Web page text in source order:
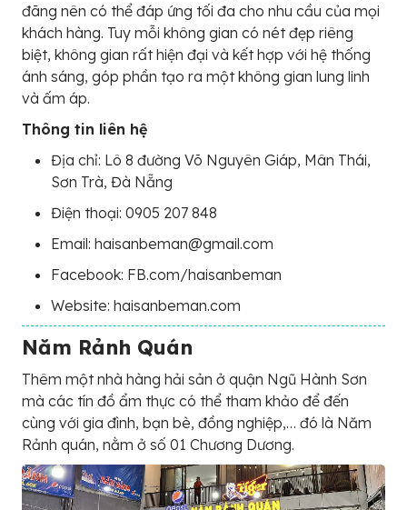
đãng nên có thể đáp ứng tối đa cho nhu cầu của mọi
khách hàng. Tuy mỗi không gian có nét đẹp riêng
biệt, không gian rất hiện đại và kết hợp với hệ thống
ánh sáng, góp phần tạo ra một không gian lung linh
và ấm áp.
Thông tin liên hệ
Địa chỉ: Lô 8 đường Võ Nguyên Giáp, Mân Thái,
Sơn Trà, Đà Nẵng
Điện thoại: 0905 207 848
Email: haisanbeman@gmail.com
Facebook: FB.com/haisanbeman
Website: haisanbeman.com
Năm Rảnh Quán
Thêm một nhà hàng hải sản ở quận Ngũ Hành Sơn
mà các tín đồ ẩm thực có thể tham khảo để đến
cùng với gia đình, bạn bè, đồng nghiệp,… đó là Năm
Rảnh quán, nằm ở số 01 Chương Dương.